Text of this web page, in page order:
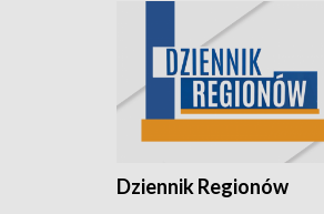
Dziennik Regionów